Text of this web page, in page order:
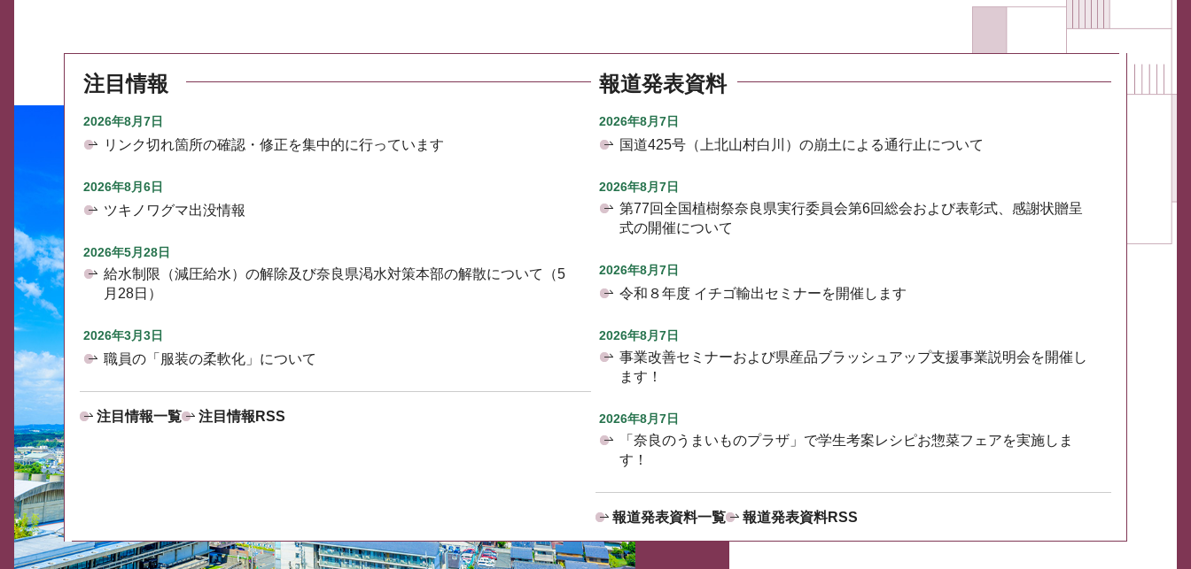
注目情報
2026年8月7日
リンク切れ箇所の確認・修正を集中的に行っています
2026年8月6日
ツキノワグマ出没情報
2026年5月28日
給水制限（減圧給水）の解除及び奈良県渇水対策本部の解散について（5
月28日）
2026年3月3日
職員の「服装の柔軟化」について
注目情報一覧 注目情報RSS
報道発表資料
2026年8月7日
国道425号（上北山村白川）の崩土による通行止について
2026年8月7日
第77回全国植樹祭奈良県実行委員会第6回総会および表彰式、感謝状贈呈
式の開催について
2026年8月7日
令和８年度 イチゴ輸出セミナーを開催します
2026年8月7日
事業改善セミナーおよび県産品ブラッシュアップ支援事業説明会を開催し
ます！
2026年8月7日
「奈良のうまいものプラザ」で学生考案レシピお惣菜フェアを実施しま
す！
報道発表資料一覧 報道発表資料RSS